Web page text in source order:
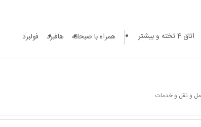
اتاق 4 تخته و بیشتر همراه با صبحانه هافبرد فولبرد
و نقل و خدمات